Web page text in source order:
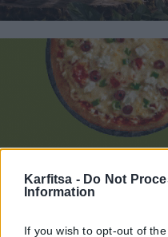
Karfitsa - Do Not
Information
If you wish to opt-out of